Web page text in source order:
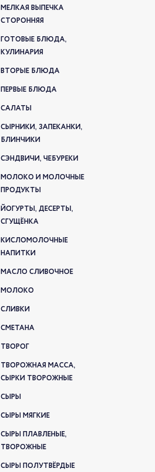
МЕЛКАЯ ВЫПЕЧКА
СТОРОННЯЯ
ГОТОВЫЕ БЛЮДА,
КУЛИНАРИЯ
ВТОРЫЕ БЛЮДА
ПЕРВЫЕ БЛЮДА
САЛАТЫ
СЫРНИКИ, ЗАПЕКАНКИ,
БЛИНЧИКИ
СЭНДВИЧИ, ЧЕБУРЕКИ
МОЛОКО И МОЛОЧНЫЕ
ПРОДУКТЫ
ЙОГУРТЫ, ДЕСЕРТЫ,
СГУЩЁНКА
КИСЛОМОЛОЧНЫЕ
НАПИТКИ
МАСЛО СЛИВОЧНОЕ
МОЛОКО
СЛИВКИ
СМЕТАНА
ТВОРОГ
ТВОРОЖНАЯ МАССА,
СЫРКИ ТВОРОЖНЫЕ
СЫРЫ
СЫРЫ МЯГКИЕ
СЫРЫ ПЛАВЛЕНЫЕ,
ТВОРОЖНЫЕ
СЫРЫ ПОЛУТВЁРДЫЕ